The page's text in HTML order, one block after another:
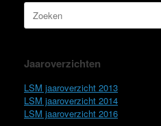
Zoeken
naar:
Jaaroverzichten
LSM jaaroverzicht 2013
LSM jaaroverzicht 2014
LSM jaaroverzicht 2016